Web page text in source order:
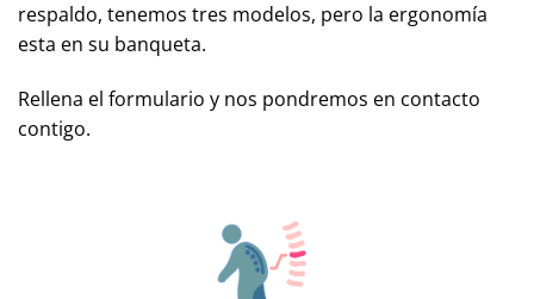
respaldo, tenemos tres modelos, pero la ergonomía
esta en su banqueta.
Rellena el formulario y nos pondremos en contacto
contigo.